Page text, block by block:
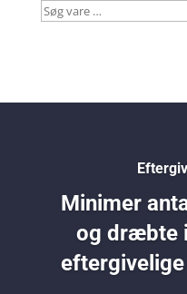
Søg
Minimer
og dræbte